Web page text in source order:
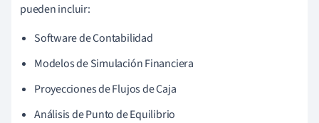
pueden incluir:
Software de Contabilidad
Modelos de Simulación Financiera
Proyecciones de Flujos de Caja
Análisis de Punto de Equilibrio